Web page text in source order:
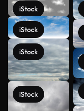
iStock
iStock
iStock
iStock